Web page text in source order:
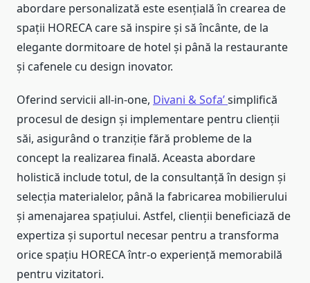
abordare personalizată este esențială în crearea de
spații HORECA care să inspire și să încânte, de la
elegante dormitoare de hotel și până la restaurante
și cafenele cu design inovator.
Oferind servicii all-in-one, Divani & Sofa’simplifică
procesul de design și implementare pentru clienții
săi, asigurând o tranziție fără probleme de la
concept la realizarea finală. Aceasta abordare
holistică include totul, de la consultanță în design și
selecția materialelor, până la fabricarea mobilierului
și amenajarea spațiului. Astfel, clienții beneficiază de
expertiza și suportul necesar pentru a transforma
orice spațiu HORECA într-o experiență memorabilă
pentru vizitatori.